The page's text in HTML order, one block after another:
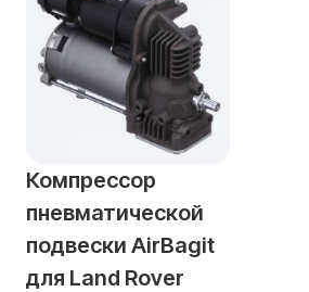
Компрессор
пневматической
подвески AirBagit
для Land Rover